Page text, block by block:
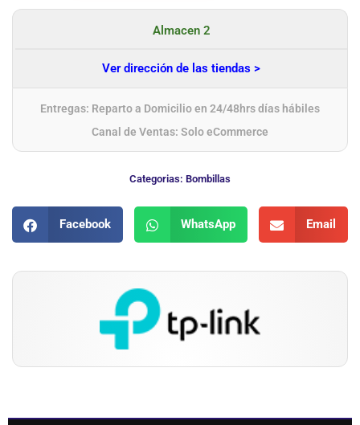
Almacen 2
Ver dirección de las tiendas >
Entregas: Reparto a Domicilio en 24/48hrs días hábiles
Canal de Ventas: Solo eCommerce
Categorias: Bombillas
Facebook WhatsApp Email